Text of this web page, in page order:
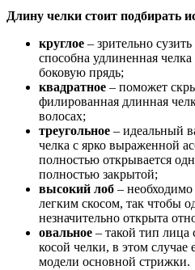
Длину челки стоит подбирать
круглое – зрительно
способна удлиненная
боковую прядь;
квадратное – поможет
филированная длинная
волосах;
треугольное – идеальный
челка с ярко выраженной
полностью открывается
полностью закрытой;
высокий лоб –
легким скосом, так чтобы
незначительно открыта
овальное – такой тип лица
косой челки, в этом случае
модели основной стрижки.